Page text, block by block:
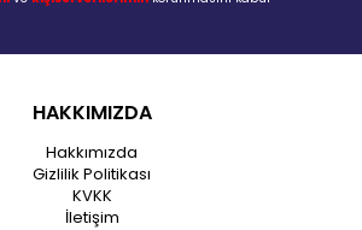
HAKKIMIZDA
Hakkımızda
Gizlilik Politikası
KVKK
İletişim